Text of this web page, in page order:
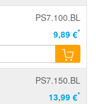
PS7.100.BL
9,89 €*
PS7.150.BL
13,99 €*